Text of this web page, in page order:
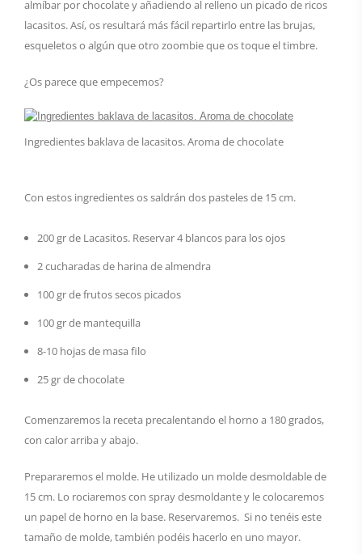
almíbar por chocolate y añadiendo al relleno un picado de ricos
lacasitos. Así, os resultará más fácil repartirlo entre las brujas,
esqueletos o algún que otro zoombie que os toque el timbre.
¿Os parece que empecemos?
Ingredientes baklava de lacasitos. Aroma de chocolate
Con estos ingredientes os saldrán dos pasteles de 15 cm.
200 gr de Lacasitos. Reservar 4 blancos para los ojos
2 cucharadas de harina de almendra
100 gr de frutos secos picados
100 gr de mantequilla
8-10 hojas de masa filo
25 gr de chocolate
Comenzaremos la receta precalentando el horno a 180 grados,
con calor arriba y abajo.
Prepararemos el molde. He utilizado un molde desmoldable de
15 cm. Lo rociaremos con spray desmoldante y le colocaremos
un papel de horno en la base. Reservaremos. Si no tenéis este
tamaño de molde, también podéis hacerlo en uno mayor.